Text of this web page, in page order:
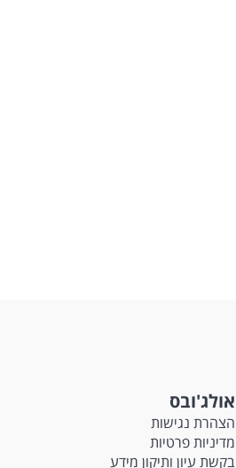
אולג'ובס
הצהרת נגישות
מדיניות פרטיות
בקשת עיון ותיקון מידע